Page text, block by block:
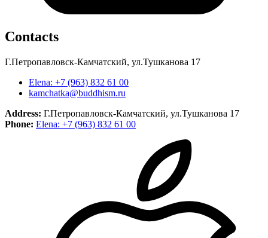
Contacts
Г.Петропавловск-Камчатский, ул.Тушканова 17
Elena: +7 (963) 832 61 00
kamchatka@buddhism.ru
Address: Г.Петропавловск-Камчатский, ул.Тушканова 17
Phone: Elena: +7 (963) 832 61 00